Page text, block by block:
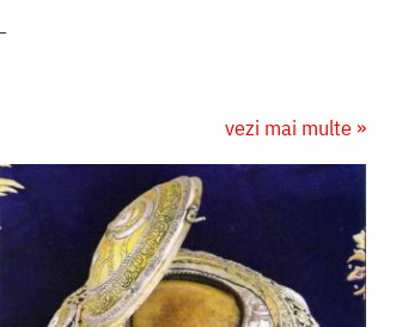
vezi mai multe »